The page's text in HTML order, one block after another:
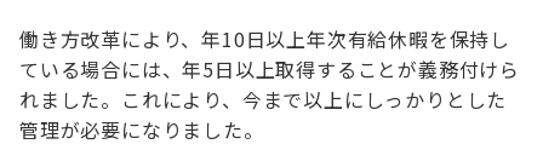
働き方改革により、年10日以上年次有給休暇を保持し
ている場合には、年5日以上取得することが義務付けら
れました。これにより、今まで以上にしっかりとした
管理が必要になりました。